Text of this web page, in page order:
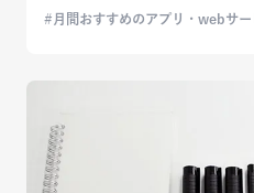
月間おすすめのアプリ・webサー